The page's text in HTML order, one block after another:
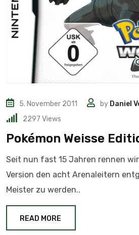
5. November 2011 by Daniel
2297 Views
Pokémon Weisse
Seit nun fast 15 Jahren rennen
Version den acht Arenaleitern
Meister zu werden..
READ MORE